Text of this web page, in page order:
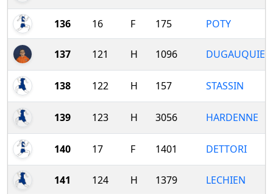
136 16 F 175 POTY
137 121 H 1096 DUGAUQUIER
138 122 H 157 STASSIN
139 123 H 3056 HARDENNE
140 17 F 1401 DETTORI
141 124 H 1379 LECHIEN